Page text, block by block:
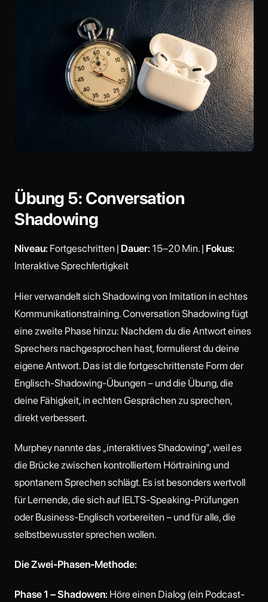
Übung 5: Conversation
Shadowing
Niveau: Fortgeschritten | Dauer: 15–20 Min. | Fokus:
Interaktive Sprechfertigkeit
Hier verwandelt sich Shadowing von Imitation in echtes
Kommunikationstraining. Conversation Shadowing fügt
eine zweite Phase hinzu: Nachdem du die Antwort eines
Sprechers nachgesprochen hast, formulierst du deine
eigene Antwort. Das ist die fortgeschrittenste Form der
Englisch-Shadowing-Übungen – und die Übung, die
deine Fähigkeit, in echten Gesprächen zu sprechen,
direkt verbessert.
Murphey nannte das „interaktives Shadowing", weil es
die Brücke zwischen kontrolliertem Hörtraining und
spontanem Sprechen schlägt. Es ist besonders wertvoll
für Lernende, die sich auf IELTS-Speaking-Prüfungen
oder Business-Englisch vorbereiten – und für alle, die
selbstbewusster sprechen wollen.
Die Zwei-Phasen-Methode:
Phase 1 – Shadowen: Höre einen Dialog (ein Podcast-